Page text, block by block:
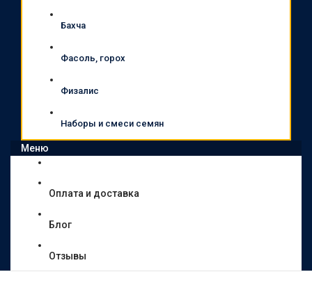
Бахча
Фасоль, горох
Физалис
Наборы и смеси семян
Меню
Оплата и доставка
Блог
Отзывы